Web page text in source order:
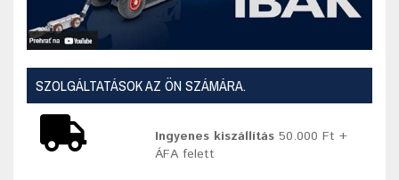
SZOLGÁLTATÁSOK AZ ÖN SZÁMÁRA.
Ingyenes kiszállítás 50.000 Ft +
ÁFA felett